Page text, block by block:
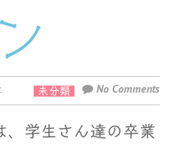
未分類 No Comments
学生さん達の卒業